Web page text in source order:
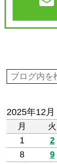
2025年12月
月 火
1
2
8
9